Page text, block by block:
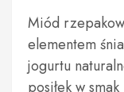
Miód
elementem
jogurtu
posiłek w